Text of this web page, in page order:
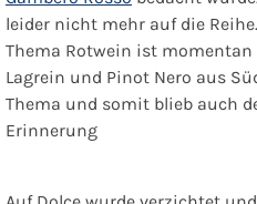
leider nicht mehr auf die
Thema Rotwein ist
Lagrein und Pinot Nero aus
Thema und somit blieb auch
Erinnerung